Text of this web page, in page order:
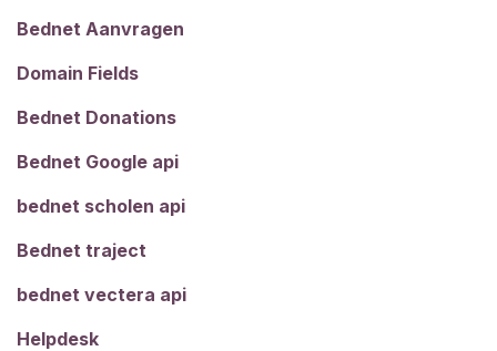
Bednet Aanvragen
Domain Fields
Bednet Donations
Bednet Google api
bednet scholen api
Bednet traject
bednet vectera api
Helpdesk